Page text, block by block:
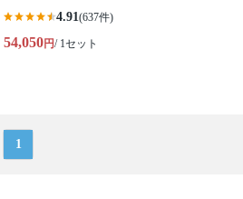
4.91(637件)
54,050円/ 1セット
1